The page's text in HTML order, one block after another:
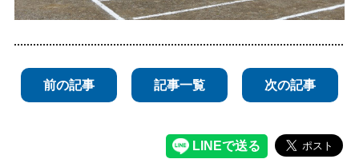
前の記事 記事一覧 次の記事